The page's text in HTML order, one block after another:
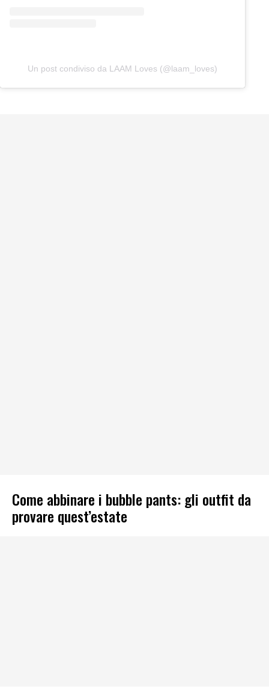
Un post condiviso da LAAM Loves (@laam_loves)
Come abbinare i bubble pants: gli outfit da
provare quest’estate